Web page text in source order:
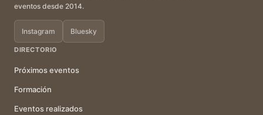
eventos desde 2014.
Instagram Bluesky
DIRECTORIO
Próximos eventos
Formación
Eventos realizados